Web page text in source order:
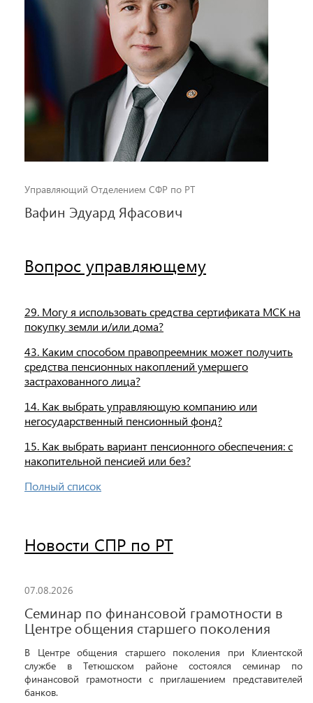
Управляющий Отделением СФР по РТ
Вафин Эдуард Яфасович
Вопрос управляющему
29. Могу я использовать средства сертификата МСК на
покупку земли и/или дома?
43. Каким способом правопреемник может получить
средства пенсионных накоплений умершего
застрахованного лица?
14. Как выбрать управляющую компанию или
негосударственный пенсионный фонд?
15. Как выбрать вариант пенсионного обеспечения: с
накопительной пенсией или без?
Полный список
Новости СПР по РТ
07.08.2026
Семинар по финансовой грамотности в
Центре общения старшего поколения
В Центре общения старшего поколения при Клиентской
службе в Тетюшском районе состоялся семинар по
финансовой грамотности с приглашением представителей
банков.